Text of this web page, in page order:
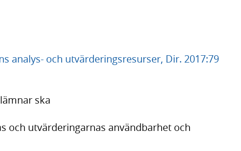
analys- och utvärderingsresurser, Dir. 2017:79
ska
och utvärderingarnas användbarhet och